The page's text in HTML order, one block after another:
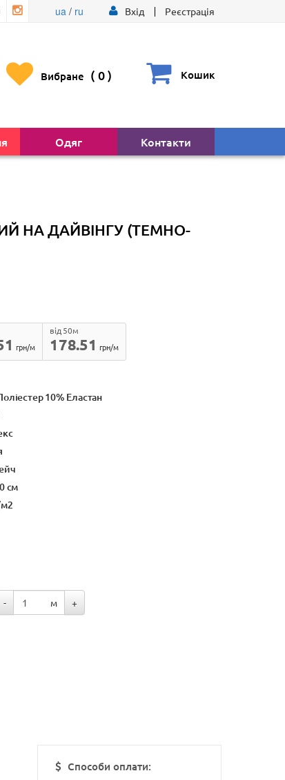
ua/ ru Вхід Реєстрація
Вибране ( 0) Кошик
Одяг Контакти
НА ДАЙВІНГУ (ТЕМНО-
грн/м
178.51
від 50м
грн/м
10% Еластан
см
- м +
Способи оплати: